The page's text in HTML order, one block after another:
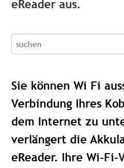
eReader aus.
recherche
Sie können Wi Fi
Verbindung Ihres
dem Internet zu
verlängert die
eReader. Ihre Wi-Fi-